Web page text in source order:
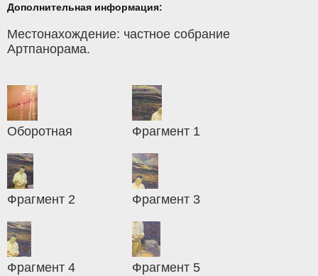
Дополнительная информация:
Местонахождение: частное собрание
Артпанорама.
Оборотная Фрагмент 1
Фрагмент 2 Фрагмент 3
Фрагмент 4 Фрагмент 5